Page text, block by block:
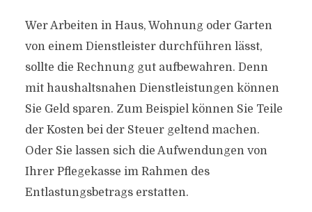
Wer Arbeiten in Haus, Wohnung oder Garten
von einem Dienstleister durchführen lässt,
sollte die Rechnung gut aufbewahren. Denn
mit haushaltsnahen Dienstleistungen können
Sie Geld sparen. Zum Beispiel können Sie Teile
der Kosten bei der Steuer geltend machen.
Oder Sie lassen sich die Aufwendungen von
Ihrer Pflegekasse im Rahmen des
Entlastungsbetrags erstatten.